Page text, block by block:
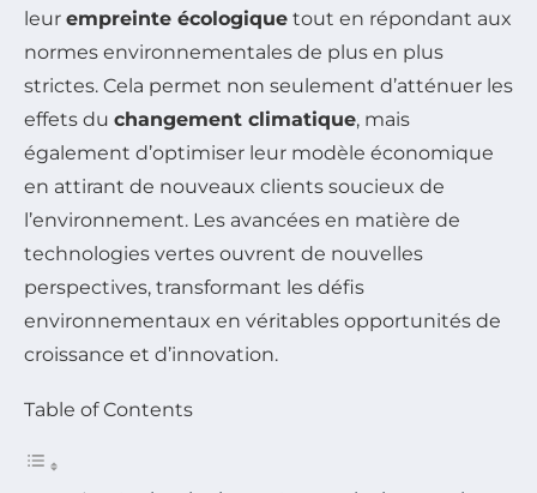
leur empreinte écologique tout en répondant aux
normes environnementales de plus en plus
strictes. Cela permet non seulement d’atténuer les
effets du changement climatique, mais
également d’optimiser leur modèle économique
en attirant de nouveaux clients soucieux de
l’environnement. Les avancées en matière de
technologies vertes ouvrent de nouvelles
perspectives, transformant les défis
environnementaux en véritables opportunités de
croissance et d’innovation.
Table of Contents